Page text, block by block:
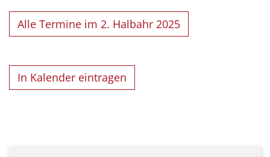
Alle Termine im 2. Halbahr 2025
In Kalender eintragen